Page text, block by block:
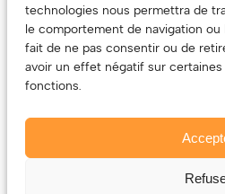
technologies nous permettra de
le comportement de navigation
fait de ne pas consentir ou de
avoir un effet négatif sur
fonctions.